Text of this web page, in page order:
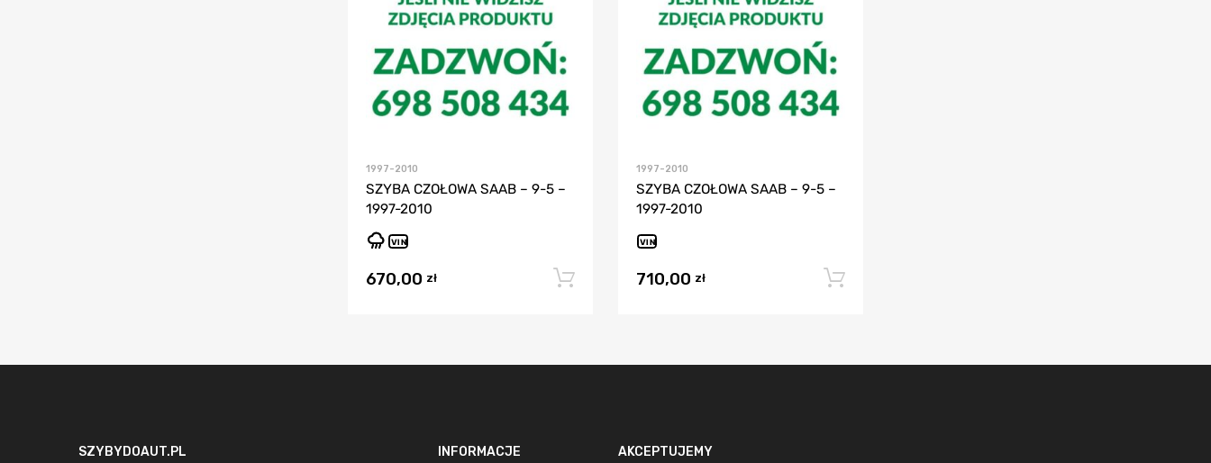
1997-2010
SZYBA CZOŁOWA SAAB – 9-5 –
1997-2010
VIN
670,00 zł Dodaj do koszyka
1997-2010
SZYBA CZOŁOWA SAAB – 9-5 –
1997-2010
VIN
710,00 zł
SZYBYDOAUT.PL INFORMACJE AKCEPTUJEMY